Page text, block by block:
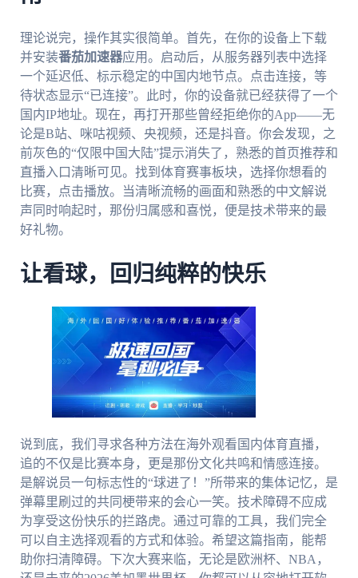
理论说完，操作其实很简单。首先，在你的设备上下载
并安装番茄加速器应用。启动后，从服务器列表中选择
一个延迟低、标示稳定的中国内地节点。点击连接，等
待状态显示“已连接”。此时，你的设备就已经获得了一个
国内IP地址。现在，再打开那些曾经拒绝你的App——无
论是B站、咪咕视频、央视频，还是抖音。你会发现，之
前灰色的“仅限中国大陆”提示消失了，熟悉的首页推荐和
直播入口清晰可见。找到体育赛事板块，选择你想看的
比赛，点击播放。当清晰流畅的画面和熟悉的中文解说
声同时响起时，那份归属感和喜悦，便是技术带来的最
好礼物。
让看球，回归纯粹的快乐
说到底，我们寻求各种方法在海外观看国内体育直播，
追的不仅是比赛本身，更是那份文化共鸣和情感连接。
是解说员一句标志性的“球进了！”所带来的集体记忆，是
弹幕里刷过的共同梗带来的会心一笑。技术障碍不应成
为享受这份快乐的拦路虎。通过可靠的工具，我们完全
可以自主选择观看的方式和体验。希望这篇指南，能帮
助你扫清障碍。下次大赛来临，无论是欧洲杯、NBA，